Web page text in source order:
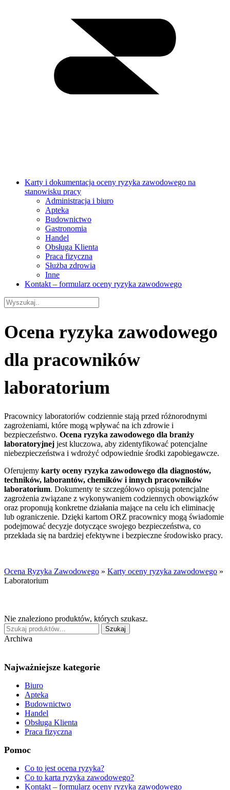
Karty i dokumentacja oceny ryzyka zawodowego na
stanowisku pracy
Administracja i biuro
Apteka
Budownictwo
Gastronomia
Handel
Obsługa Klienta
Praca fizyczna
Służba zdrowia
Inne
Kontakt – formularz oceny ryzyka zawodowego
Ocena ryzyka zawodowego
dla pracowników
laboratorium
Pracownicy laboratoriów codziennie stają przed różnorodnymi
zagrożeniami, które mogą wpływać na ich zdrowie i
bezpieczeństwo. Ocena ryzyka zawodowego dla branży
laboratoryjnej jest kluczowa, aby zidentyfikować potencjalne
niebezpieczeństwa i wdrożyć odpowiednie środki zapobiegawcze.
Oferujemy karty oceny ryzyka zawodowego dla diagnostów,
techników, laborantów, chemików i innych pracowników
laboratorium. Dokumenty te szczegółowo opisują potencjalne
zagrożenia związane z wykonywaniem codziennych obowiązków
oraz proponują konkretne działania mające na celu ich eliminację
lub ograniczenie. Dzięki kartom ORZ pracownicy mogą świadomie
podejmować decyzje dotyczące swojego bezpieczeństwa, co
przekłada się na bardziej efektywne i bezpieczne środowisko pracy.
Ocena Ryzyka Zawodowego » Karty oceny ryzyka zawodowego »
Laboratorium
Nie znaleziono produktów, których szukasz.
Szukaj:
Szukaj
Archiwa
Najważniejsze kategorie
Biuro
Apteka
Budownictwo
Handel
Obsługa Klienta
Praca fizyczna
Pomoc
Co to jest ocena ryzyka?
Co to karta ryzyka zawodowego?
Kontakt – formularz oceny ryzyka zawodowego